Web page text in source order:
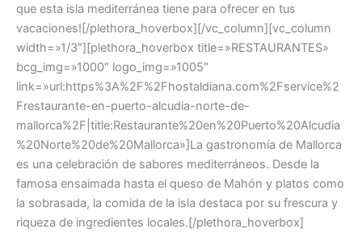
que esta isla mediterránea tiene para ofrecer en tus
vacaciones![/plethora_hoverbox][/vc_column][vc_column
width=»1/3″][plethora_hoverbox title=»RESTAURANTES»
bcg_img=»1000″ logo_img=»1005″
link=»url:https%3A%2F%2Fhostaldiana.com%2Fservice%2
Frestaurante-en-puerto-alcudia-norte-de-
mallorca%2F|title:Restaurante%20en%20Puerto%20Alcudia
%20Norte%20de%20Mallorca»]La gastronomía de Mallorca
es una celebración de sabores mediterráneos. Desde la
famosa ensaimada hasta el queso de Mahón y platos como
la sobrasada, la comida de la isla destaca por su frescura y
riqueza de ingredientes locales.[/plethora_hoverbox]